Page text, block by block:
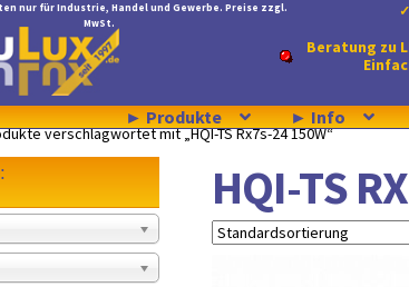
nur für Industrie, Handel und Gewerbe. Preise zzgl.
MwSt.
Beratung zu
► Produkte ► Info
verschlagwortet mit „HQI-TS Rx7s-24 150W“
HQI-TS